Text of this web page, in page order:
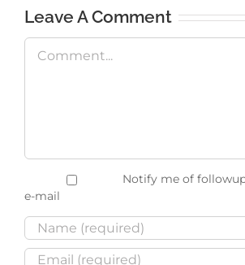
Leave A Comment
Comment
Notify me of
e-mail